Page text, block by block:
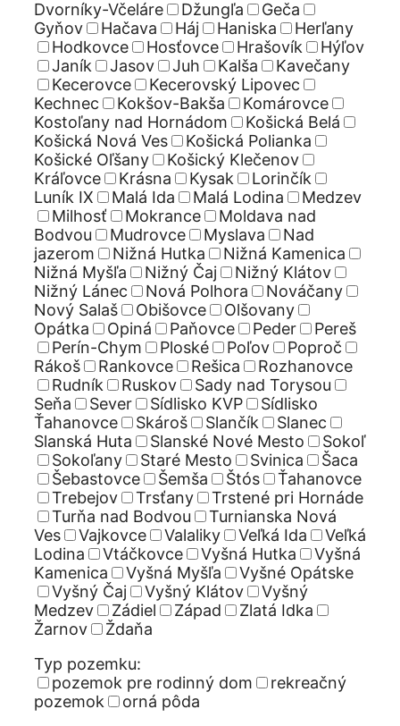
Dvorníky-Včeláre
Džungľa
Geča
Gyňov
Hačava Háj Haniska
Herľany
Hodkovce
Hosťovce Hrašovík
Hýľov
Janík
Jasov Juh Kalša
Kavečany
Kecerovce
Kecerovský Lipovec
Kechnec
Kokšov-Bakša
Komárovce
Kostoľany nad Hornádom
Košická Belá
Košická Nová Ves
Košická Polianka
Košické Oľšany
Košický Klečenov
Kráľovce
Krásna Kysak
Lorinčík
Luník IX
Malá Ida Malá Lodina
Medzev
Milhosť
Mokrance
Moldava nad
Bodvou
Mudrovce Myslava
Nad
jazerom
Nižná Hutka
Nižná Kamenica
Nižná Myšľa
Nižný Čaj
Nižný Klátov
Nižný Lánec
Nová Polhora
Nováčany
Nový Salaš
Obišovce
Olšovany
Opátka
Opiná Paňovce Peder
Pereš
Perín-Chym
Ploské Poľov
Poproč
Rákoš
Rankovce Rešica
Rozhanovce
Rudník
Ruskov
Sady nad Torysou
Seňa
Sever Sídlisko KVP
Sídlisko
Ťahanovce
Skároš Slančík
Slanec
Slanská Huta
Slanské Nové Mesto
Sokoľ
Sokoľany
Staré Mesto Svinica
Šaca
Šebastovce
Šemša Štós
Ťahanovce
Trebejov
Trsťany
Trstené pri Hornáde
Turňa nad Bodvou
Turnianska Nová
Ves
Vajkovce Valaliky Veľká Ida
Veľká
Lodina
Vtáčkovce Vyšná Hutka
Vyšná
Kamenica
Vyšná Myšľa
Vyšné Opátske
Vyšný Čaj
Vyšný Klátov
Vyšný
Medzev
Zádiel Západ
Zlatá Idka
Žarnov
Ždaňa
Typ pozemku:
pozemok pre rodinný dom
rekreačný
pozemok
orná pôda